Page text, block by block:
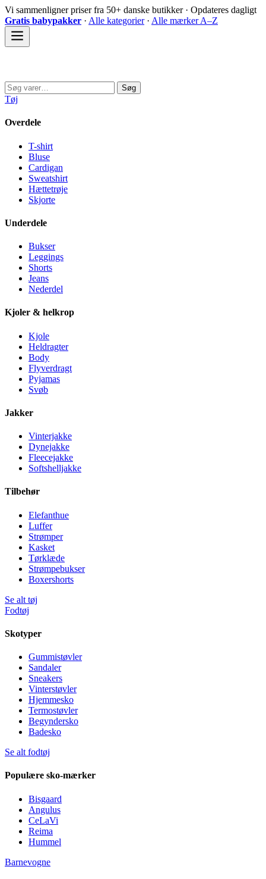
Spring
til
indhold
Vi sammenligner priser fra 50+ danske butikker · Opdateres dagligt
Gratis babypakker · Alle kategorier· Alle mærker A–Z
Søg
efter:
Søg
Tøj
Overdele
T-shirt
Bluse
Cardigan
Sweatshirt
Hættetrøje
Skjorte
Underdele
Bukser
Leggings
Shorts
Jeans
Nederdel
Kjoler & helkrop
Kjole
Heldragter
Body
Flyverdragt
Pyjamas
Svøb
Jakker
Vinterjakke
Dynejakke
Fleecejakke
Softshelljakke
Tilbehør
Elefanthue
Luffer
Strømper
Kasket
Tørklæde
Strømpebukser
Boxershorts
Se alt tøj
Fodtøj
Skotyper
Gummistøvler
Sandaler
Sneakers
Vinterstøvler
Hjemmesko
Termostøvler
Begyndersko
Badesko
Se alt fodtøj
Populære sko-mærker
Bisgaard
Angulus
CeLaVi
Reima
Hummel
Barnevogne